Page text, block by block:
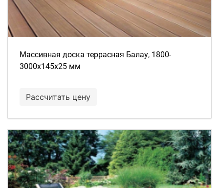
Массивная доска террасная Балау, 1800-
3000х145х25 мм
Рассчитать цену